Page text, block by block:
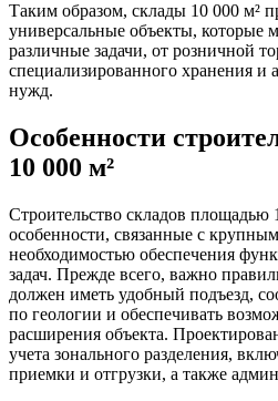
Таким образом, склады 10 000 м²
универсальные объекты, которые
различные задачи, от розничной
специализированного хранения и
нужд.
Особенности
10 000 м²
Строительство складов площадью
особенности, связанные с
необходимостью обеспечения
задач. Прежде всего, важно
должен иметь удобный подъезд,
по геологии и обеспечивать
расширения объекта.
учета зонального разделения,
приемки и отгрузки, а также